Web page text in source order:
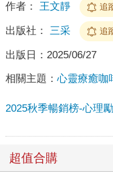
作者： 王文靜 追
出版社： 三采 追
出版日： 2025/06/27
相關主題：心靈療癒咖
2025秋季暢銷榜-心理
超值合購